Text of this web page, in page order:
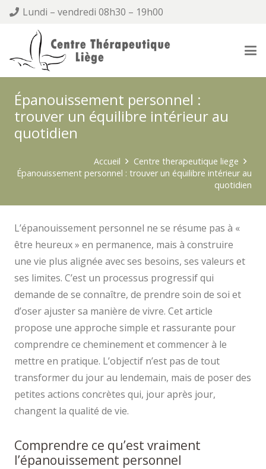
Lundi – vendredi 08h30 – 19h00
Épanouissement personnel :
trouver un équilibre intérieur au
quotidien
Accueil
Centre therapeutique liege
Épanouissement personnel : trouver un équilibre intérieur au
quotidien
L’épanouissement personnel ne se résume pas à «
être heureux » en permanence, mais à construire
une vie plus alignée avec ses besoins, ses valeurs et
ses limites. C’est un processus progressif qui
demande de se connaître, de prendre soin de soi et
d’oser ajuster sa manière de vivre. Cet article
propose une approche simple et rassurante pour
comprendre ce cheminement et commencer à le
mettre en pratique. L’objectif n’est pas de tout
transformer du jour au lendemain, mais de poser des
petites actions concrètes qui, jour après jour,
changent la qualité de vie.
Comprendre ce qu’est vraiment
l’épanouissement personnel